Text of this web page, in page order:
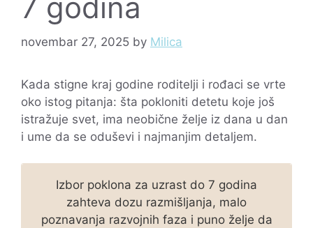
7 godina
novembar 27, 2025 by Milica
Kada stigne kraj godine roditelji i rođaci se vrte
oko istog pitanja: šta pokloniti detetu koje još
istražuje svet, ima neobične želje iz dana u dan
i ume da se oduševi i najmanjim detaljem.
Izbor poklona za uzrast do 7 godina
zahteva dozu razmišljanja, malo
poznavanja razvojnih faza i puno želje da